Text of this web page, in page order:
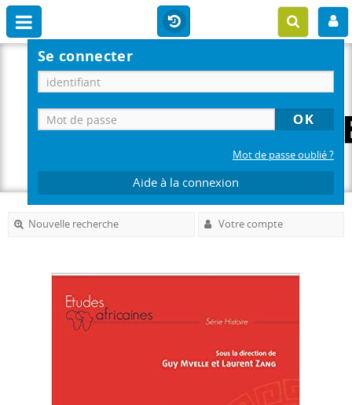
Se connecter
Mot de passe oublié ?
Aide à la connexion
Nouvelle recherche Votre compte